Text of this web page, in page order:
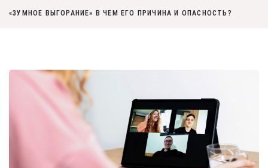
«ЗУМНОЕ ВЫГОРАНИЕ» В ЧЕМ ЕГО ПРИЧИНА И ОПАСНОСТЬ?